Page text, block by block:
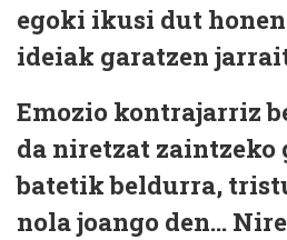
egoki ikusi dut
ideiak garatzen
Emozio kontrajarriz
da niretzat zaintzeko
batetik beldurra,
nola joango den…